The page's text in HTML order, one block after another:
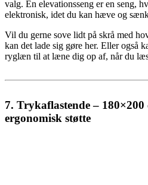
valg. En elevationsseng er en seng,
elektronisk, idet du kan hæve og
Vil du gerne sove lidt på skrå med
kan det lade sig gøre her. Eller også
ryglæn til at læne dig op af, når du
7. Trykaflastende – 180×200
ergonomisk støtte